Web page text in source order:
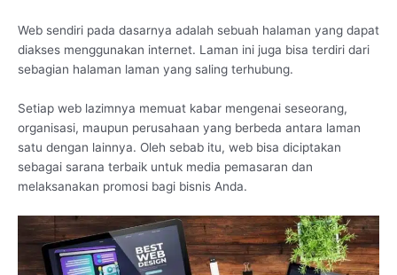
Web sendiri pada dasarnya adalah sebuah halaman yang dapat
diakses menggunakan internet. Laman ini juga bisa terdiri dari
sebagian halaman laman yang saling terhubung.
Setiap web lazimnya memuat kabar mengenai seseorang,
organisasi, maupun perusahaan yang berbeda antara laman
satu dengan lainnya. Oleh sebab itu, web bisa diciptakan
sebagai sarana terbaik untuk media pemasaran dan
melaksanakan promosi bagi bisnis Anda.